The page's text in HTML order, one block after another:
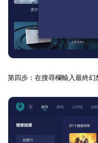
第四步：在搜尋欄輸入最終